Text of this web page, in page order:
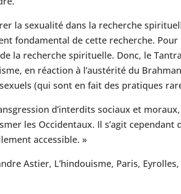
la sexualité dans la recherche
fondamental de cette recherche.
la recherche spirituelle. Donc, le
en réaction à l’austérité du
(qui sont en fait des pratiques
d’interdits sociaux et
les Occidentaux. Il s’agit
accessible. »
Astier, L’hindouisme, Paris, Eyrolles,